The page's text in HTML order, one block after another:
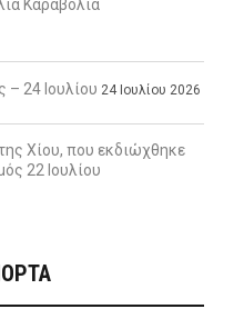
Καραβόλια
– 24 Ιουλίου 24 Ιουλίου 2026
Χίου, που εκδιώχθηκε
22 Ιουλίου